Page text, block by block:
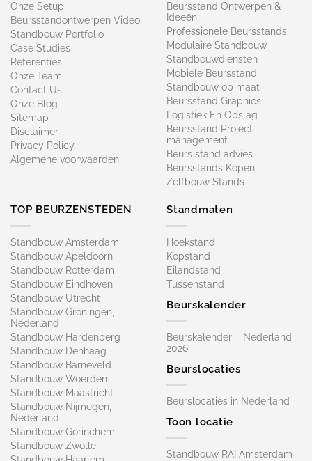
Onze Setup
Beursstandontwerpen Video
Standbouw Portfolio
Case Studies
Referenties
Onze Team
Contact Us
Onze Blog
Sitemap
Disclaimer
Privacy Policy
Algemene voorwaarden
Beursstand Ontwerpen &
Ideeën
Professionele Beursstands
Modulaire Standbouw
Standbouwdiensten
Mobiele Beursstand
Standbouw op maat​
Beursstand Graphics
Logistiek En Opslag
Beursstand Project
management
Beurs stand advies
Beursstands Kopen
Zelfbouw Stands
TOP BEURZENSTEDEN
Standbouw Amsterdam
Standbouw Apeldoorn
Standbouw Rotterdam
Standbouw Eindhoven
Standbouw Utrecht
Standbouw Groningen,
Nederland
Standbouw Hardenberg
Standbouw Denhaag
Standbouw Barneveld
Standbouw Woerden
Standbouw Maastricht
Standbouw Nijmegen,
Nederland
Standbouw Gorinchem
Standbouw Zwolle
Standmaten
Hoekstand
Kopstand
Eilandstand
Tussenstand
Beurskalender
Beurskalender – Nederland
2026
Beurslocaties
Beurslocaties in Nederland
Toon locatie
Standbouw RAI Amsterdam